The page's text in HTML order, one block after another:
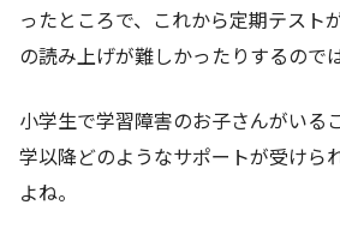
ったところで、これから定期テスト
の読み上げが難しかったりするので
小学生で学習障害のお子さんがいる
学以降どのようなサポートが受けら
よね。